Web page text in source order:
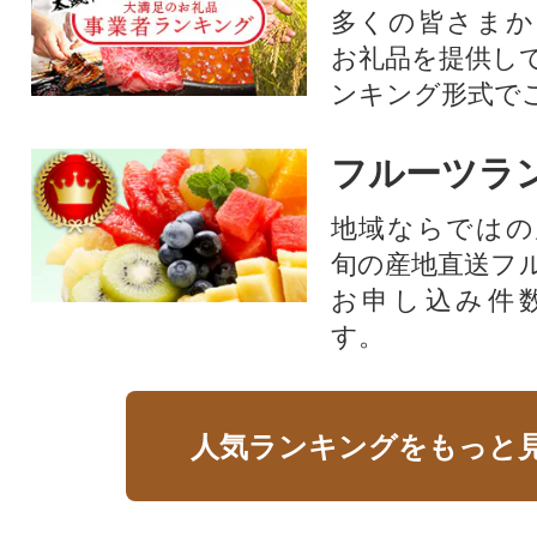
多くの皆さま
お礼品を提供し
ンキング形式で
フルーツラ
地域ならでは
旬の産地直送フ
お申し込み件
す。
人気ランキングをもっと